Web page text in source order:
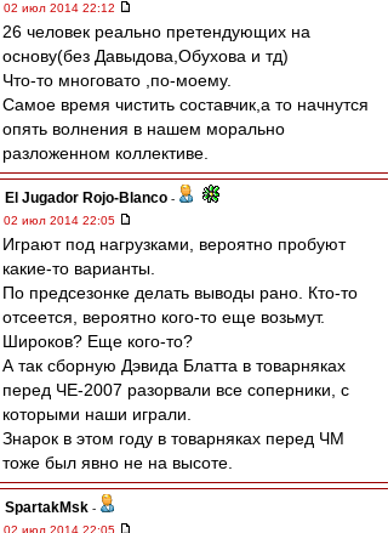
02 июл 2014 22:12
26 человек реально претендующих на
основу(без Давыдова,Обухова и тд)
Что-то многовато ,по-моему.
Самое время чистить составчик,а то начнутся
опять волнения в нашем морально
разложенном коллективе.
El Jugador Rojo-Blanco -
02 июл 2014 22:05
Играют под нагрузками, вероятно пробуют
какие-то варианты.
По предсезонке делать выводы рано. Кто-то
отсеется, вероятно кого-то еще возьмут.
Широков? Еще кого-то?
А так сборную Дэвида Блатта в товарняках
перед ЧЕ-2007 разорвали все соперники, с
которыми наши играли.
Знарок в этом году в товарняках перед ЧМ
тоже был явно не на высоте.
SpartakMsk -
02 июл 2014 22:05